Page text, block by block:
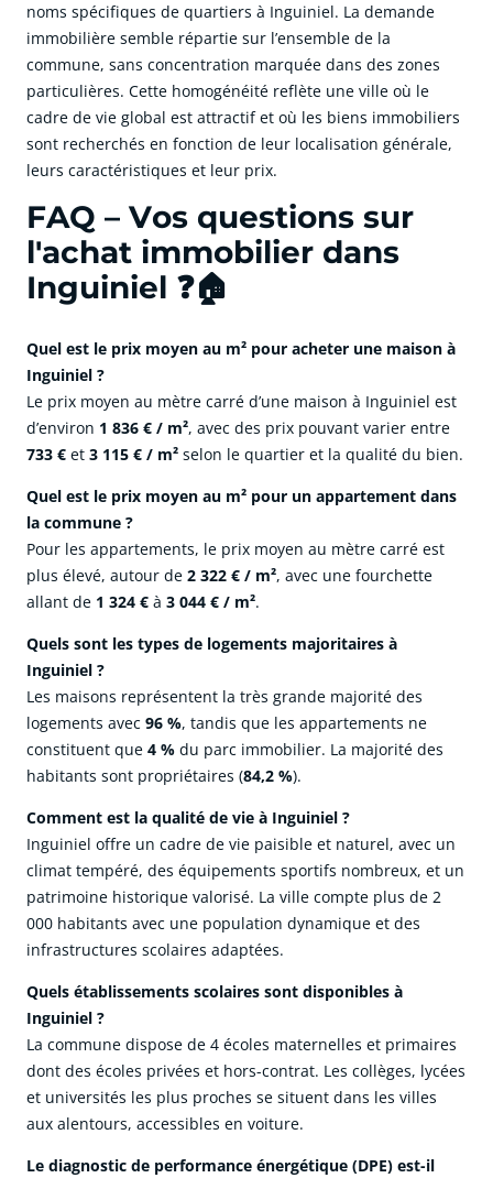
noms spécifiques de quartiers à Inguiniel. La demande
immobilière semble répartie sur l’ensemble de la
commune, sans concentration marquée dans des zones
particulières. Cette homogénéité reflète une ville où le
cadre de vie global est attractif et où les biens immobiliers
sont recherchés en fonction de leur localisation générale,
leurs caractéristiques et leur prix.
FAQ – Vos questions sur
l'achat immobilier dans
Inguiniel ❓🏠
Quel est le prix moyen au m² pour acheter une maison à
Inguiniel ?
Le prix moyen au mètre carré d’une maison à Inguiniel est
d’environ 1 836 € / m², avec des prix pouvant varier entre
733 € et 3 115 € / m² selon le quartier et la qualité du bien.
Quel est le prix moyen au m² pour un appartement dans
la commune ?
Pour les appartements, le prix moyen au mètre carré est
plus élevé, autour de 2 322 € / m², avec une fourchette
allant de 1 324 € à 3 044 € / m².
Quels sont les types de logements majoritaires à
Inguiniel ?
Les maisons représentent la très grande majorité des
logements avec 96 %, tandis que les appartements ne
constituent que 4 % du parc immobilier. La majorité des
habitants sont propriétaires (84,2 %).
Comment est la qualité de vie à Inguiniel ?
Inguiniel offre un cadre de vie paisible et naturel, avec un
climat tempéré, des équipements sportifs nombreux, et un
patrimoine historique valorisé. La ville compte plus de 2
000 habitants avec une population dynamique et des
infrastructures scolaires adaptées.
Quels établissements scolaires sont disponibles à
Inguiniel ?
La commune dispose de 4 écoles maternelles et primaires
dont des écoles privées et hors-contrat. Les collèges, lycées
et universités les plus proches se situent dans les villes
aux alentours, accessibles en voiture.
Le diagnostic de performance énergétique (DPE) est-il